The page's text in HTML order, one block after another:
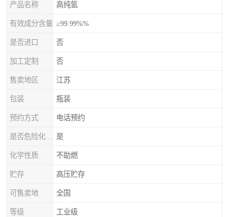
产品名称 高纯氩
有效成分含量 ≥99.99%%
是否进口 否
加工定制 否
售卖地区 江苏
包装 瓶装
预约方式 电话预约
是
化学性质 不助燃
贮存 高压贮存
可售卖地 全国
等级 工业级